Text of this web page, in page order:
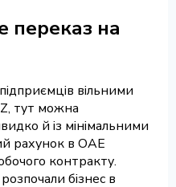
переказ на
вільними
тут можна
й із мінімальними
рахунок в ОАЕ
контракту.
бізнес в